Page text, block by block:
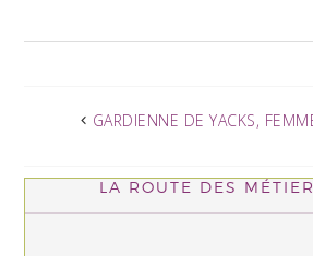
GARDIENNE DE YACKS,
LA ROUTE DES